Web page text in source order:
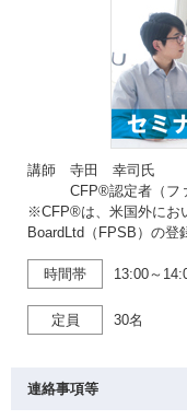
講師 寺田 幸司氏
CFP®認定者（ファ
※CFP®は、米国外にお
BoardLtd（FPSB）の登
時間帯 13:00～
定員 30名
連絡事項等